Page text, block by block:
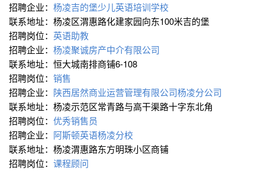
招聘企业： 杨凌吉的堡少儿英语培训学校
联系地址：杨凌区渭惠路化建家园向东100米吉的堡
招聘岗位： 英语助教
招聘企业： 杨凌聚诚房产中介有限公司
联系地址：恒大城南排商铺6-108
招聘岗位： 销售
招聘企业： 陕西居然商业运营管理有限公司杨凌分公司
联系地址：杨凌示范区常青路与高干渠路十字东北角
招聘岗位： 优秀销售员
招聘企业： 阿斯顿英语杨凌分校
联系地址：杨凌渭惠路东方明珠小区商铺
招聘岗位： 课程顾问